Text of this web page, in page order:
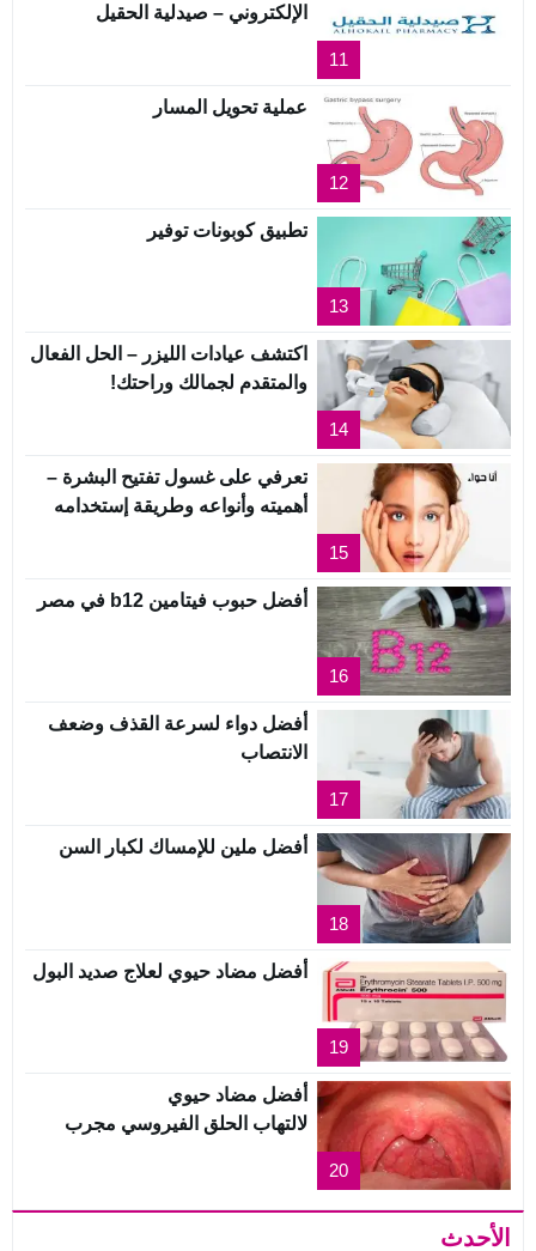
11
الإلكتروني – صيدلية الحقيل
12
عملية تحويل المسار
13
تطبيق كوبونات توفير
14
اكتشف عيادات الليزر – الحل الفعال
والمتقدم لجمالك وراحتك!
15
تعرفي على غسول تفتيح البشرة –
أهميته وأنواعه وطريقة إستخدامه
16
أفضل حبوب فيتامين b12 في مصر
17
أفضل دواء لسرعة القذف وضعف
الانتصاب
18
أفضل ملين للإمساك لكبار السن
19
أفضل مضاد حيوي لعلاج صديد البول
20
أفضل مضاد حيوي
لالتهاب الحلق الفيروسي مجرب
الأحدث